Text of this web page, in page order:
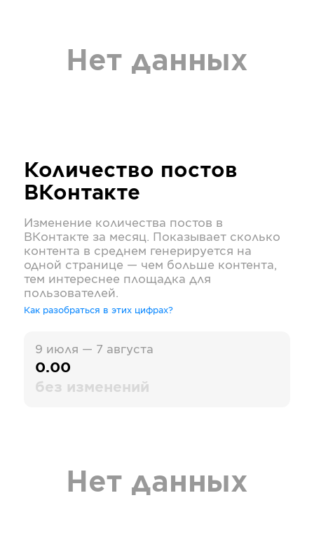
Нет данных
Количество постов
ВКонтакте
Изменение количества постов в
ВКонтакте за месяц. Показывает сколько
контента в среднем генерируется на
одной странице — чем больше контента,
тем интереснее площадка для
пользователей.
Как разобраться в этих цифрах?
9 июля — 7 августа
0.00
без изменений
Нет данных